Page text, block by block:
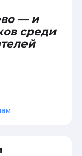
— и
среди